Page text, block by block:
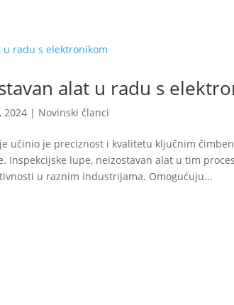
alat u radu s
2024| Novinski članci
učinio je preciznost i kvalitetu ključnim
Inspekcijske lupe, neizostavan alat u tim
u raznim industrijama. Omogućuju...